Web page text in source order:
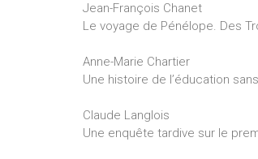
Jean-François Chanet
Le voyage de Pénélope. Des
Anne-Marie Chartier
Une histoire de l’éducation
Claude Langlois
Une enquête tardive sur le